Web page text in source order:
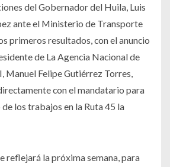
del Gobernador del Huila, Luis
ante el Ministerio de Transporte
primeros resultados, con el anuncio
de La Agencia Nacional de
Felipe Gutiérrez Torres,
con el mandatario para
los trabajos en la Ruta 45 la
reflejará la próxima semana, para